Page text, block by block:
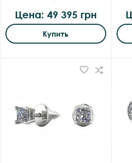
Цена: 49 395 грн
Купить